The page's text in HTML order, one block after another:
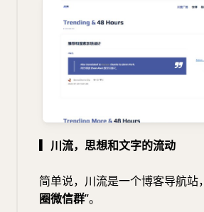
▎川流，思想和文字的流动
简单说，川流是一个博客导航站
圈微信群”。